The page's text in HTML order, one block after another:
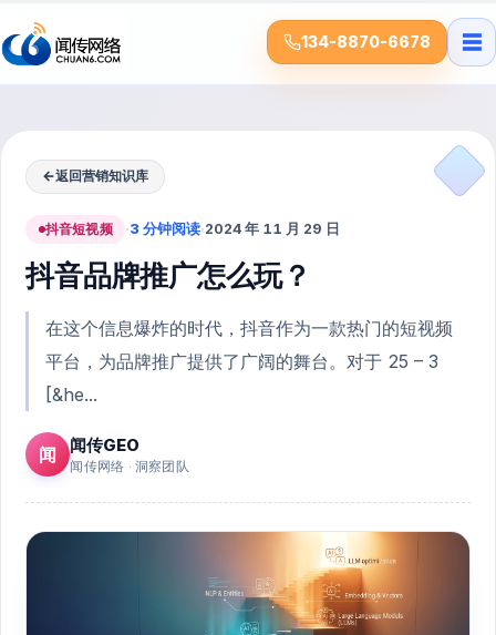
134-8870-6678 ☰
←返回营销知识库
抖音短视频 ·3 分钟阅读·2024 年 11 月 29 日
抖音品牌推广怎么玩？
在这个信息爆炸的时代，抖音作为一款热门的短视频
平台，为品牌推广提供了广阔的舞台。对于 25 – 3
[&he...
闻 闻传GEO
闻传网络 · 洞察团队